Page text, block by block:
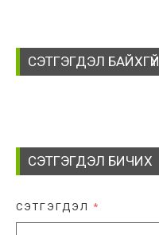
СЭТГЭГДЭЛ БАЙХГҮЙ
СЭТГЭГДЭЛ БИЧИХ
СЭТГЭГДЭЛ *